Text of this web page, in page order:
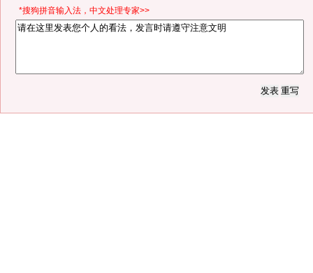
*搜狗拼音输入法，中文处理专家>>